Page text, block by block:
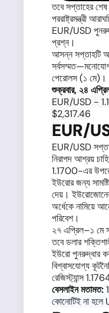
তবে সপ্তাহের শেষ
পররাষ্ট্রমন্ত্রী
EUR/USD
প্রশ্ন।
আসন্ন সপ্তাহটি
পেরোলস (১ মে)।
শুক্রবার, ২৪
EUR/USD -
$2,317.46
EUR/
EUR/USD
নিরাপদ আশ্রয়
1.1700-এর উপরে
ইউরোর জন্য
দেয়।
অর্ধেকে নামিয়ে
পরিবেশ।
২৭ এপ্রিল–১ মে
তবে ডলার
ইউরো পুনরুদ্ধার
বিশ্বাসযোগ্য
রেজিস্ট্যান্স
বেসলাইন মতামত:
কোনোটিই না হলে